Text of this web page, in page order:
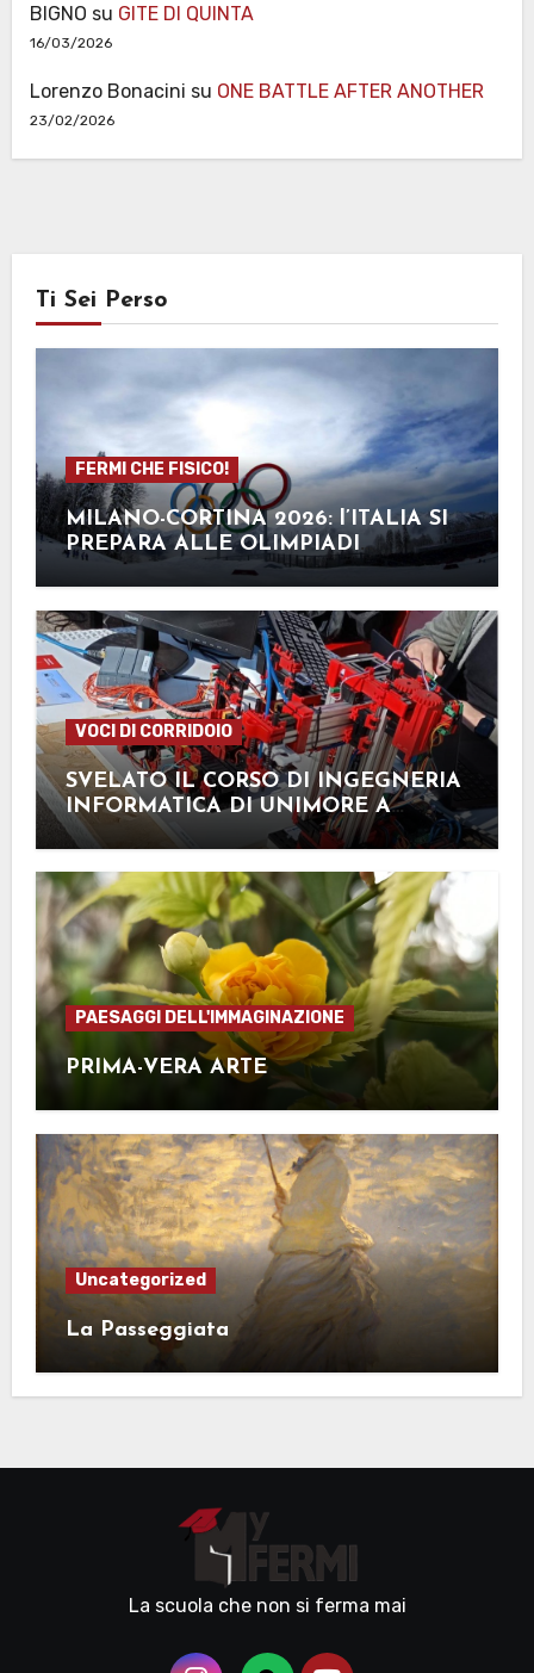
BIGNO su GITE DI QUINTA
16/03/2026
Lorenzo Bonacini su ONE BATTLE AFTER ANOTHER
23/02/2026
Ti Sei Perso
FERMI CHE FISICO!
MILANO-CORTINA 2026: l’ITALIA SI
PREPARA ALLE OLIMPIADI
INVERNALI
VOCI DI CORRIDOIO
SVELATO IL CORSO DI INGEGNERIA
INFORMATICA DI UNIMORE A
MANTOVA
PAESAGGI DELL'IMMAGINAZIONE
PRIMA-VERA ARTE
Uncategorized
La Passeggiata
La scuola che non si ferma mai